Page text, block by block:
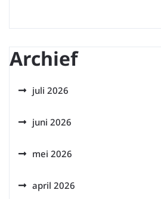
Archief
juli 2026
juni 2026
mei 2026
april 2026